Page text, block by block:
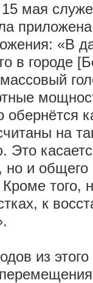
мая
«В
в городе
обернётся
на
Это
но и общего
того,
к
из